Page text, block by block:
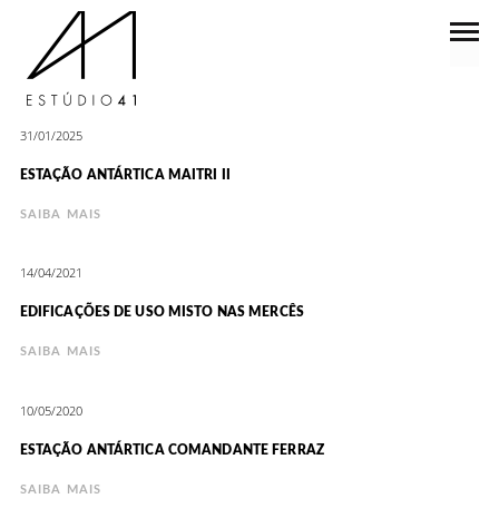
31/01/2025
ESTAÇÃO ANTÁRTICA MAITRI II
SAIBA MAIS
14/04/2021
EDIFICAÇÕES DE USO MISTO NAS MERCÊS
SAIBA MAIS
10/05/2020
ESTAÇÃO ANTÁRTICA COMANDANTE FERRAZ
SAIBA MAIS